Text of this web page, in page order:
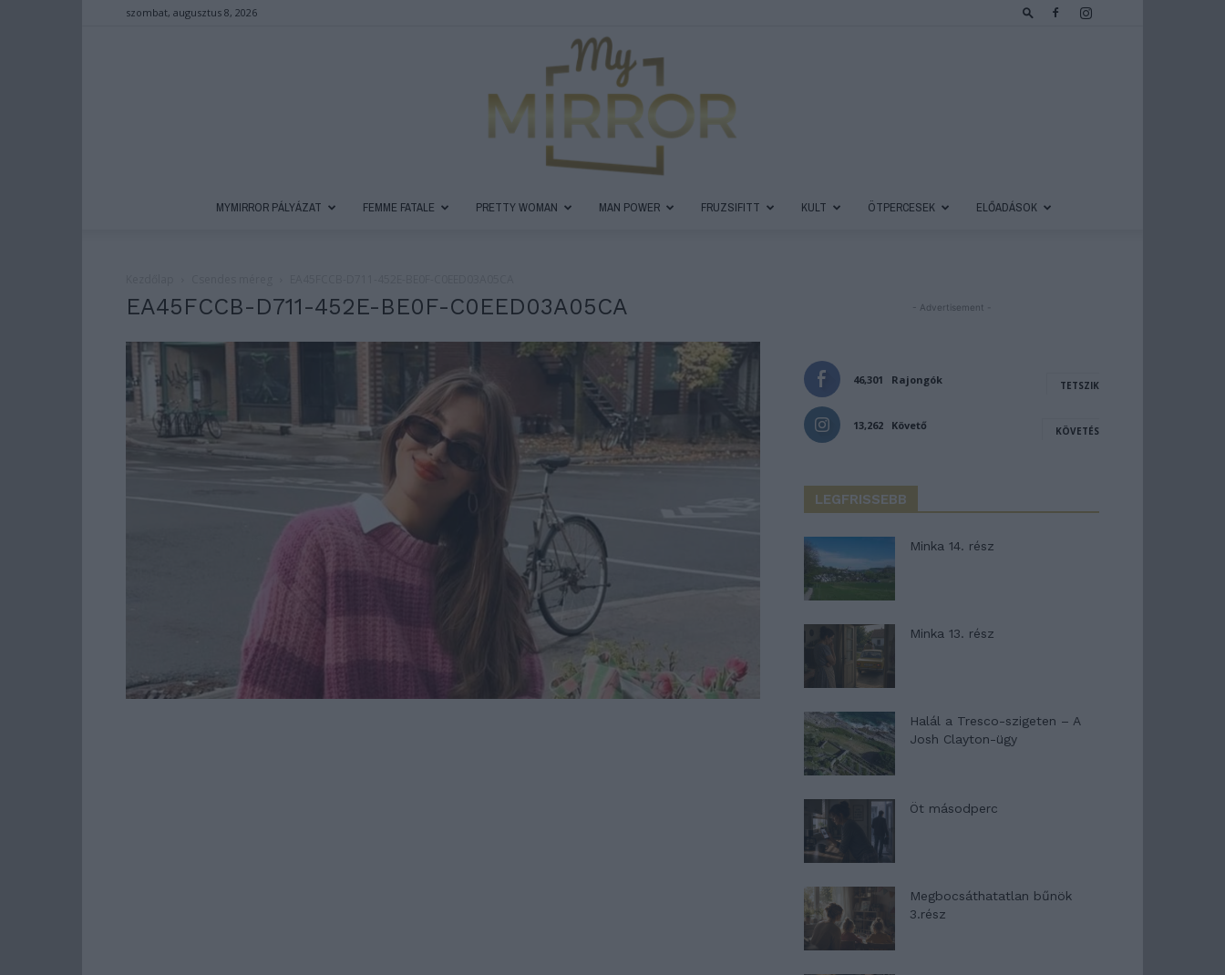
szombat, augusztus 8, 2026
Magazin
MYMIRROR PÁLYÁZAT FEMME FATALE PRETTY WOMAN MAN POWER FRUZSIFITT KULT ÖTPERCESEK ELŐADÁSOK
EA45FCCB-D711-452E-BE0F-C0EED03A05CA - Advertisement -
46,301 Rajongók TETSZIK
13,262 Követő KÖVETÉS
LEGFRISSEBB
Minka 14. rész
Minka 13. rész
Halál a Tresco-szigeten – A
Josh Clayton-ügy
Öt másodperc
Megbocsáthatatlan bűnök
3.rész